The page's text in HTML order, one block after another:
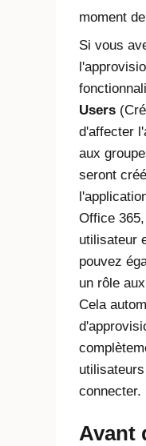
moment
Si vous
Users
d'affecter
aux
seront
Office
utilisateur
pouvez
un rôle
Cela
connecter.
Avant